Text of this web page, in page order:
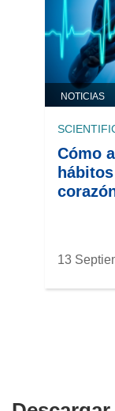
NOTICIAS
Cómo
13